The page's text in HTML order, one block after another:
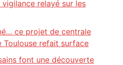
relayé sur les
ce projet de centrale
refait surface
font une découverte